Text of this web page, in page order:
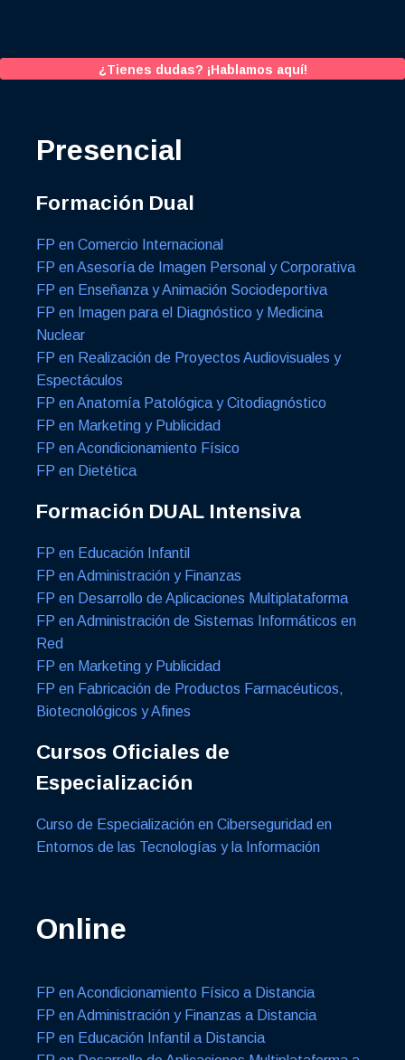
¿Tienes dudas? ¡Hablamos aquí!
Presencial
Formación Dual
FP en Comercio Internacional
FP en Asesoría de Imagen Personal y Corporativa
FP en Enseñanza y Animación Sociodeportiva
FP en Imagen para el Diagnóstico y Medicina
Nuclear
FP en Realización de Proyectos Audiovisuales y
Espectáculos
FP en Anatomía Patológica y Citodiagnóstico
FP en Marketing y Publicidad
FP en Acondicionamiento Físico
FP en Dietética
Formación DUAL Intensiva
FP en Educación Infantil
FP en Administración y Finanzas
FP en Desarrollo de Aplicaciones Multiplataforma
FP en Administración de Sistemas Informáticos en
Red
FP en Marketing y Publicidad
FP en Fabricación de Productos Farmacéuticos,
Biotecnológicos y Afines
Cursos Oficiales de
Especialización
Curso de Especialización en Ciberseguridad en
Entornos de las Tecnologías y la Información
Online
FP en Acondicionamiento Físico a Distancia
FP en Administración y Finanzas a Distancia
FP en Educación Infantil a Distancia